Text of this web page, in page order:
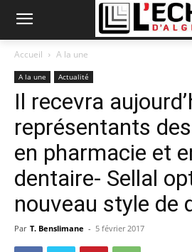
Accueil A la une
A la une Actualité
Il recevra
représentants
en pharmacie et
dentaire- Sellal
nouveau style de
Par T. Benslimane - 5 février 2017